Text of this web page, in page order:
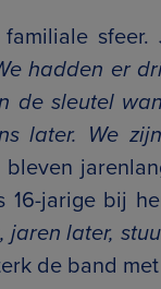
hadden er
de sleutel
later. We
bleven
jarige bij
later,
de band